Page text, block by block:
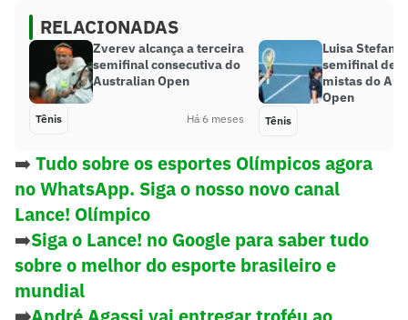
RELACIONADAS
Zverev alcança a terceira
semifinal consecutiva do
Australian Open
Tênis Há 6 meses
Luisa Stefani
semifinal de
mistas do
Open
Tênis
➡️ Tudo sobre os esportes Olímpicos agora
no WhatsApp. Siga o nosso novo canal
Lance! Olímpico
➡️Siga o Lance! no Google para saber tudo
sobre o melhor do esporte brasileiro e
mundial